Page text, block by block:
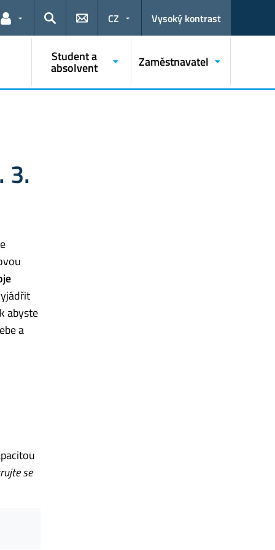
Odkazy pro uživatele
Hledat
CZ Vysoký kontrast
Student a
absolvent Zaměstnavatel
3.
abyste
a
se